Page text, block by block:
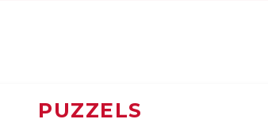
PUZZELS